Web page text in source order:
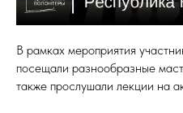
В рамках мероприятия
посещали разнообразные
также прослушали лекции на